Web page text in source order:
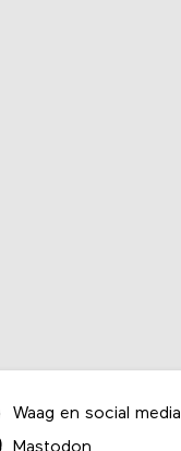
Waag en social media